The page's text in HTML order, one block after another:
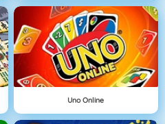
Uno Online